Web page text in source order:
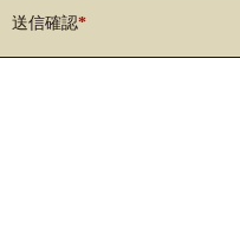
送信確認*